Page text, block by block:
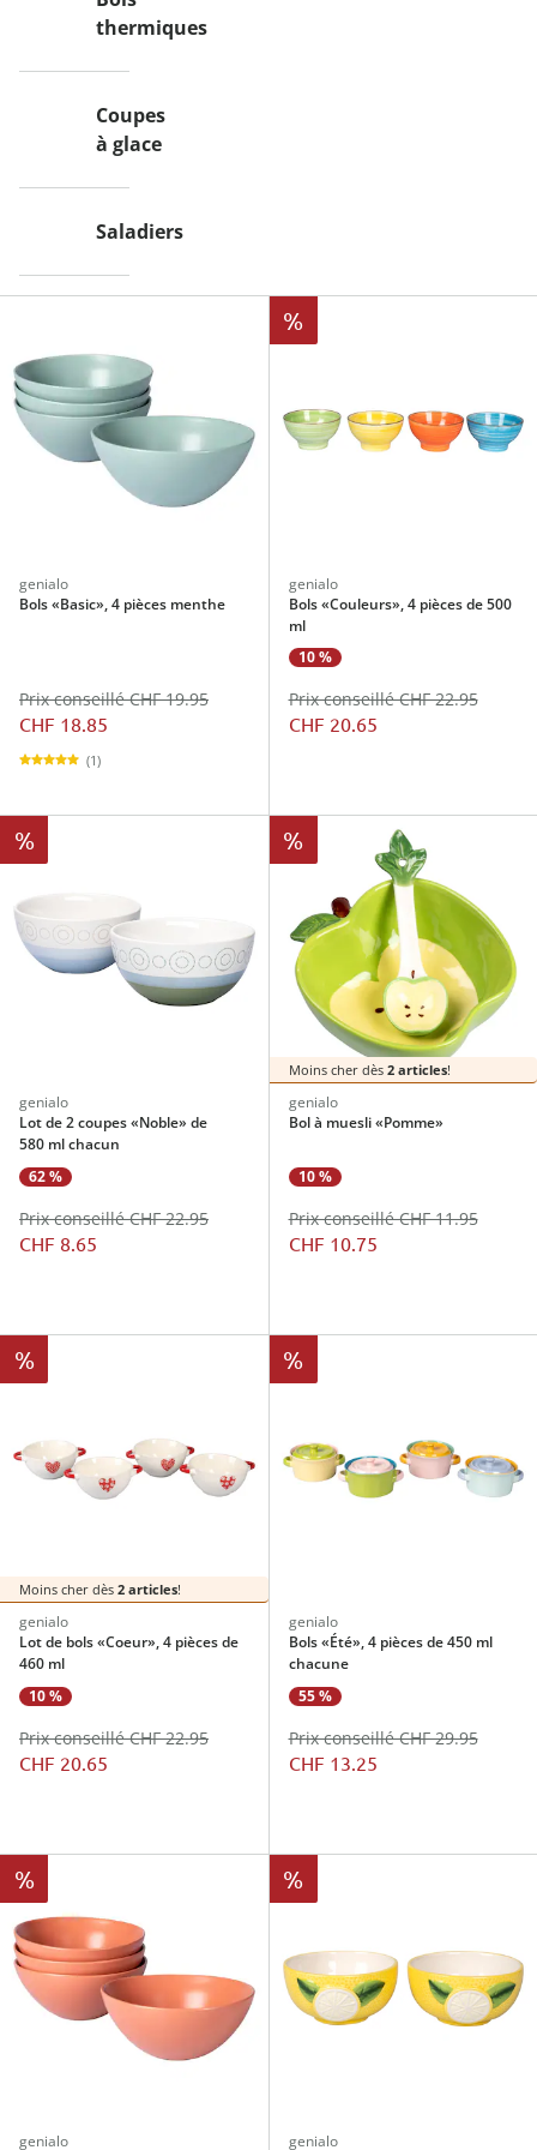
thermiques
Coupes
à glace
Saladiers
genialo
Bols «Basic», 4 pièces menthe
CHF 18.85
Prix conseillé CHF 19.95
(1)
%
genialo
Bols «Couleurs», 4 pièces de 500
ml
10 %
CHF 20.65
Prix conseillé CHF 22.95
%
genialo
Lot de 2 coupes «Noble» de
580 ml chacun
62 %
CHF 8.65
Prix conseillé CHF 22.95
%
Moins cher dès 2 articles!
genialo
Bol à muesli «Pomme»
10 %
CHF 10.75
Prix conseillé CHF 11.95
%
Moins cher dès 2 articles!
genialo
Lot de bols «Coeur», 4 pièces de
460 ml
10 %
CHF 20.65
Prix conseillé CHF 22.95
%
genialo
Bols «Été», 4 pièces de 450 ml
chacune
55 %
CHF 13.25
Prix conseillé CHF 29.95
%
genialo
%
genialo